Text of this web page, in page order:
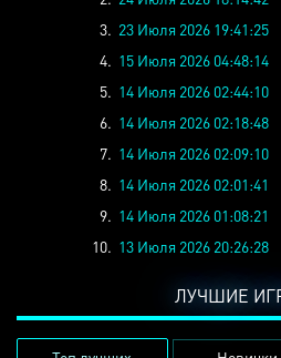
3. 23 Июля 2026 19:41:25
4. 15 Июля 2026 04:48:14
5. 14 Июля 2026 02:44:10
6. 14 Июля 2026 02:18:48
7. 14 Июля 2026 02:09:10
8. 14 Июля 2026 02:01:41
9. 14 Июля 2026 01:08:21
10. 13 Июля 2026 20:26:28
ЛУЧШИЕ